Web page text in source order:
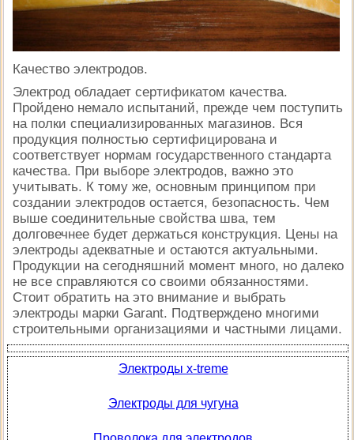
Качество электродов.
Электрод обладает сертификатом качества.
Пройдено немало испытаний, прежде чем поступить
на полки специализированных магазинов. Вся
продукция полностью сертифицирована и
соответствует нормам государственного стандарта
качества. При выборе электродов, важно это
учитывать. К тому же, основным принципом при
создании электродов остается, безопасность. Чем
выше соединительные свойства шва, тем
долговечнее будет держаться конструкция. Цены на
электроды адекватные и остаются актуальными.
Продукции на сегодняшний момент много, но далеко
не все справляются со своими обязанностями.
Стоит обратить на это внимание и выбрать
электроды марки Garant. Подтверждено многими
строительными организациями и частными лицами.
Электроды x-treme
Электроды для чугуна